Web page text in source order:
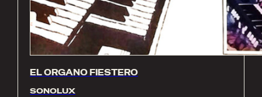
EL ORGANO FIESTERO
SONOLUX